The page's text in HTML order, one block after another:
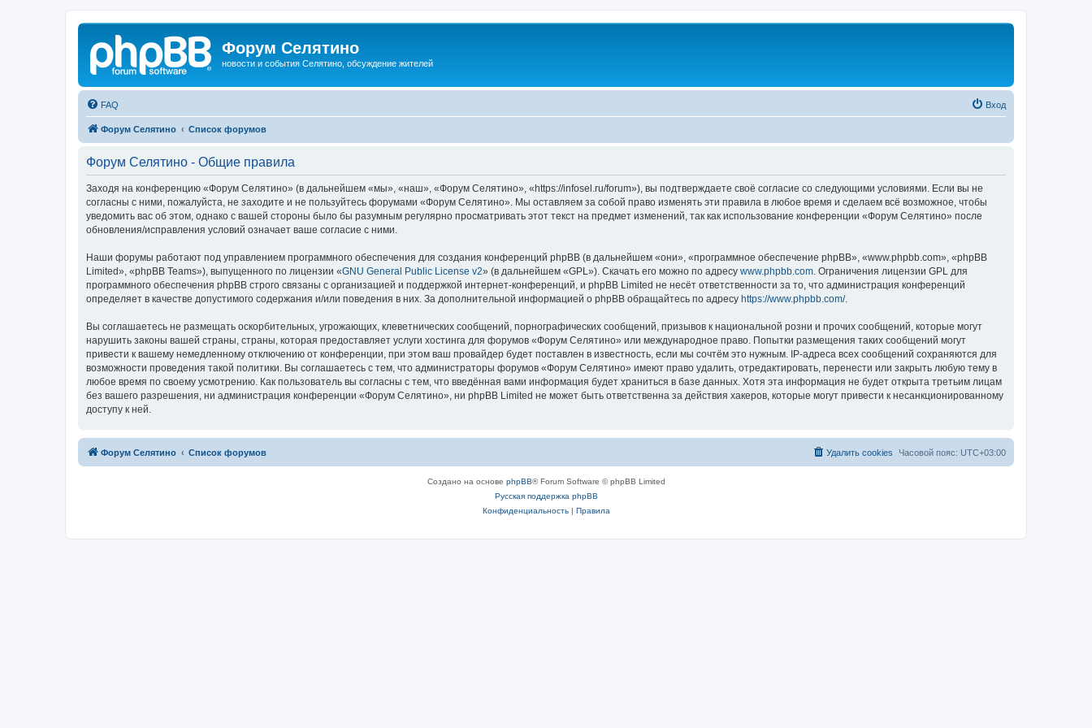
Форум Селятино
новости и события Селятино, обсуждение жителей
FAQ Вход
Форум Селятино Список форумов
Форум Селятино - Общие правила
Заходя на конференцию «Форум Селятино» (в дальнейшем «мы», «наш», «Форум Селятино», «https://infosel.ru/forum»), вы подтверждаете своё согласие со следующими условиями. Если вы не
согласны с ними, пожалуйста, не заходите и не пользуйтесь форумами «Форум Селятино». Мы оставляем за собой право изменять эти правила в любое время и сделаем всё возможное, чтобы
уведомить вас об этом, однако с вашей стороны было бы разумным регулярно просматривать этот текст на предмет изменений, так как использование конференции «Форум Селятино» после
обновления/исправления условий означает ваше согласие с ними.
Наши форумы работают под управлением программного обеспечения для создания конференций phpBB (в дальнейшем «они», «программное обеспечение phpBB», «www.phpbb.com», «phpBB
Limited», «phpBB Teams»), выпущенного по лицензии «GNU General Public License v2» (в дальнейшем «GPL»). Скачать его можно по адресу www.phpbb.com . Ограничения лицензии GPL для
программного обеспечения phpBB строго связаны с организацией и поддержкой интернет-конференций, и phpBB Limited не несёт ответственности за то, что администрация конференций
определяет в качестве допустимого содержания и/или поведения в них. За дополнительной информацией о phpBB обращайтесь по адресу https://www.phpbb.com/.
Вы соглашаетесь не размещать оскорбительных, угрожающих, клеветнических сообщений, порнографических сообщений, призывов к национальной розни и прочих сообщений, которые могут
нарушить законы вашей страны, страны, которая предоставляет услуги хостинга для форумов «Форум Селятино» или международное право. Попытки размещения таких сообщений могут
привести к вашему немедленному отключению от конференции, при этом ваш провайдер будет поставлен в известность, если мы сочтём это нужным. IP-адреса всех сообщений сохраняются для
возможности проведения такой политики. Вы соглашаетесь с тем, что администраторы форумов «Форум Селятино» имеют право удалить, отредактировать, перенести или закрыть любую тему в
любое время по своему усмотрению. Как пользователь вы согласны с тем, что введённая вами информация будет храниться в базе данных. Хотя эта информация не будет открыта третьим лицам
без вашего разрешения, ни администрация конференции «Форум Селятино», ни phpBB Limited не может быть ответственна за действия хакеров, которые могут привести к несанкционированному
доступу к ней.
Форум Селятино Список форумов Часовой пояс: UTC+03:00
Удалить cookies
Создано на основе phpBB® Forum Software © phpBB Limited
Русская поддержка phpBB
Конфиденциальность| Правила